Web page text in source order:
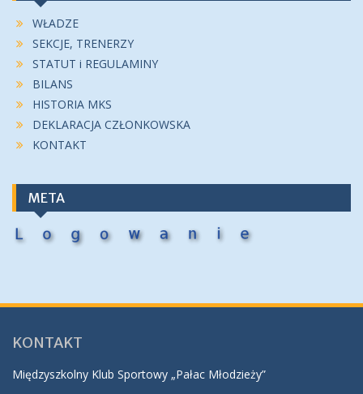
WŁADZE
SEKCJE, TRENERZY
STATUT i REGULAMINY
BILANS
HISTORIA MKS
DEKLARACJA CZŁONKOWSKA
KONTAKT
META
KONTAKT
Międzyszkolny Klub Sportowy „Pałac Młodzieży”